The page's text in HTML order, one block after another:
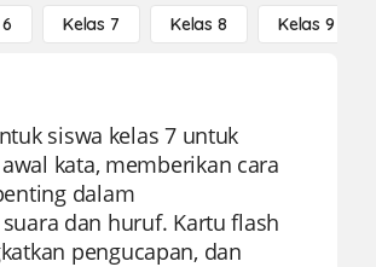
Kelas 7 Kelas 8 Kelas 9
siswa kelas 7 untuk
kata, memberikan cara
dalam
dan huruf. Kartu flash
pengucapan, dan